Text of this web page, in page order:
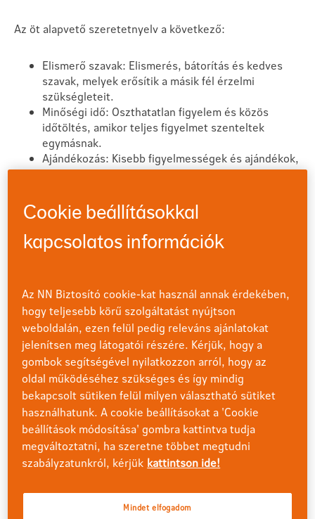
Az öt alapvető szeretetnyelv a következő:
Elismerő szavak: Elismerés, bátorítás és kedves
szavak, melyek erősítik a másik fél érzelmi
szükségleteit.
Minőségi idő: Oszthatatlan figyelem és közös
időtöltés, amikor teljes figyelmet szenteltek
egymásnak.
Ajándékozás: Kisebb figyelmességek és ajándékok,
melyek a gondoskodást és szeretetet fejezik ki.
megkönnyítik a másik életét, például házimunka
vagy segítségnyújtás.
Testi érintés: Fizikai kontaktus, mint ölelés,
kézfogás, simogatás, amely az intimitást fejezi ki.
A koncepció lényege, hogy megértsük a saját és a
párunk szeretetnyelvét, hogy hatékonyabban tudjuk
kommunikálni az érzéseinket és kielégíteni egymás
érzelmi szükségleteit. Az ismerete segíthet a
párkapcsolatok erősítésében, a családi és baráti
viszonyok javításában és az önismeret
fejlesztésében. Segít továbbá a konfliktusok
csökkentésében és a félreértések elkerülésében.
Most pedig nézzük meg részletesebben az egyes
szeretetnyelveket, hogy jobban megérthessük azok
lényegét és gyakorlati megvalósulását.
Cookie beállításokkal
kapcsolatos információk
Az NN Biztosító cookie-kat használ annak érdekében,
hogy teljesebb körű szolgáltatást nyújtson
weboldalán, ezen felül pedig releváns ajánlatokat
jelenítsen meg látogatói részére. Kérjük, hogy a
gombok segítségével nyilatkozzon arról, hogy az
oldal működéséhez szükséges és így mindig
bekapcsolt sütiken felül milyen választható sütiket
használhatunk. A cookie beállításokat a 'Cookie
beállítások módosítása' gombra kattintva tudja
megváltoztatni, ha szeretne többet megtudni
szabályzatunkról, kérjük kattintson ide!
Mindet elfogadom